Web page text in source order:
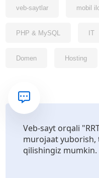
veb-saytlar mobil
PHP & MySQL IT
Domen Hosting
Veb-sayt orqali
murojaat
qilishingiz mumkin.